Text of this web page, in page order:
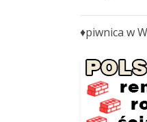
♦piwnica w